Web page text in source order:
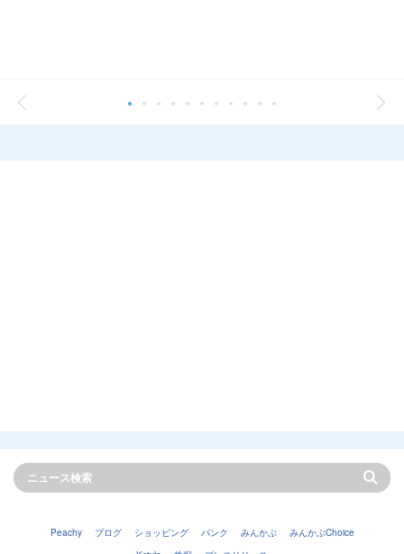
Peachy ブログ ショッピング バンク みんかぶ
みんかぶChoice